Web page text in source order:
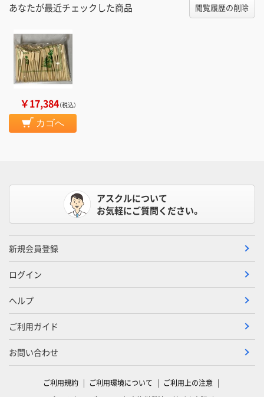
あなたが最近チェックした商品 閲覧履歴の削除
￥17,384（税込）
カゴへ
アスクルについて
お気軽にご質問ください。
新規会員登録
ログイン
ヘルプ
ご利用ガイド
お問い合わせ
ご利用規約 ご利用環境について
ご利用上の注意